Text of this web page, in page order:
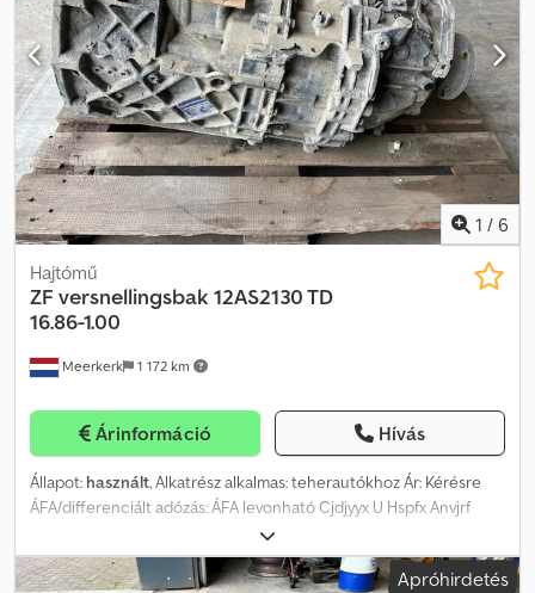
1 / 6
Meerkerk 1 172 km
Hajtómű
ZF versnellingsbak 12AS2130 TD
16.86-1.00
Árinformáció Hívás
Állapot: használt, Alkatrész alkalmas: teherautókhoz Ár: Kérésre
ÁFA/differenciált adózás: ÁFA levonható Cjdjyyx U Hspfx Anvjrf
Apróhirdetés